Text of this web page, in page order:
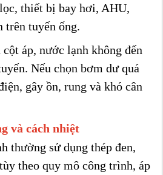
thiết bị bay hơi, AHU,
trên tuyến ống.
áp, nước lạnh không đến
Nếu chọn bơm dư quá
gây ồn, rung và khó cân
và cách nhiệt
thường sử dụng thép đen,
theo quy mô công trình, áp